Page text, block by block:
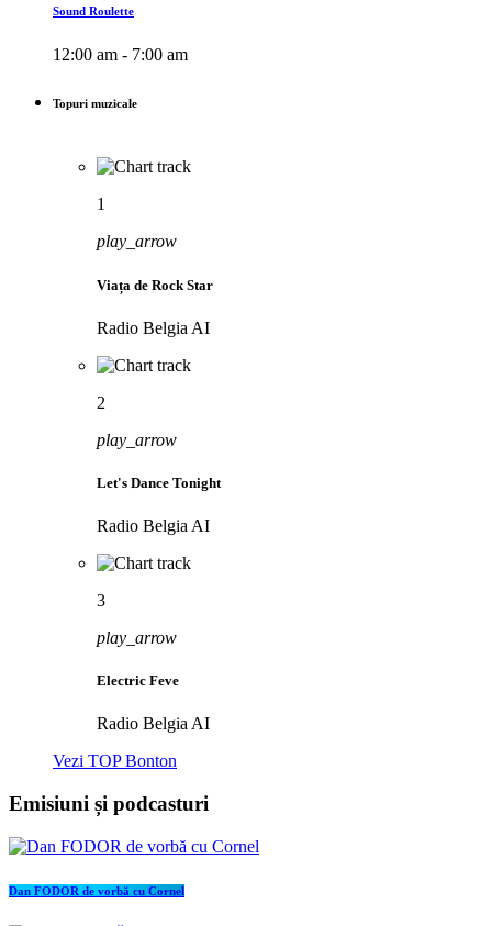
Sound Roulette
12:00 am - 7:00 am
Topuri muzicale
1
play_arrow
Viața de Rock Star
Radio Belgia AI
2
play_arrow
Let's Dance Tonight
Radio Belgia AI
3
play_arrow
Electric Feve
Radio Belgia AI
Vezi TOP Bonton
Emisiuni și podcasturi
Dan FODOR de vorbă cu Cornel